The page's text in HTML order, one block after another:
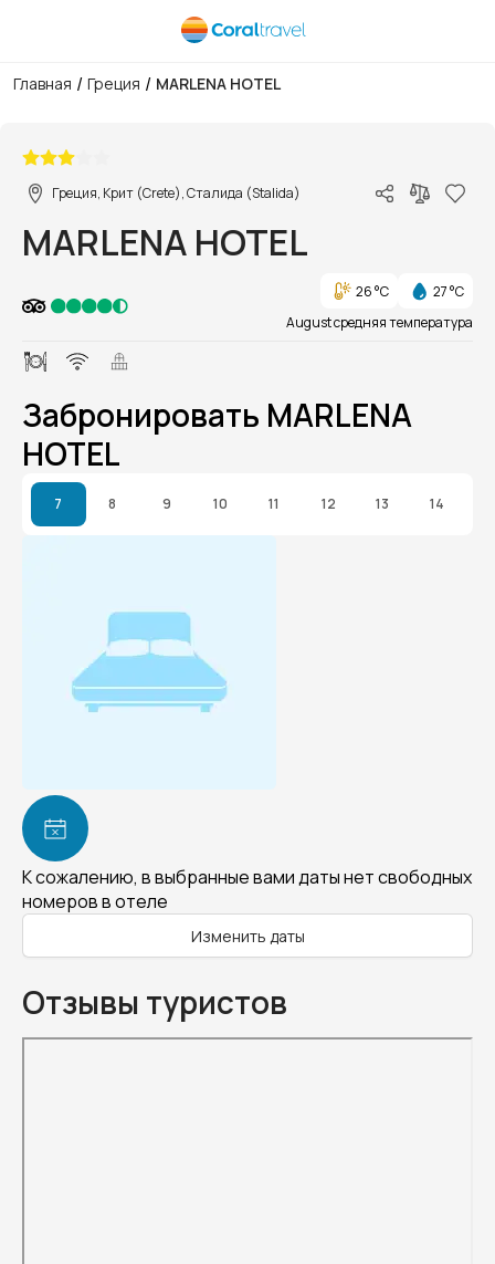
Главная / Греция / MARLENA HOTEL
Греция, Крит (Crete), Сталида (Stalida)
MARLENA HOTEL
26 °C
27 °C
August средняя температура
Забронировать MARLENA
HOTEL
7 8 9 10 11 12 13 14
К сожалению, в выбранные вами даты нет свободных
номеров в отеле
Изменить даты
Отзывы туристов